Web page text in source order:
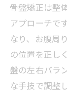
お
動習
整体
るコツ
お腹が出
骨盤矯正は整
アプローチで
なり、お腹周
の位置を正し
盤の左右バラ
な手技で調整